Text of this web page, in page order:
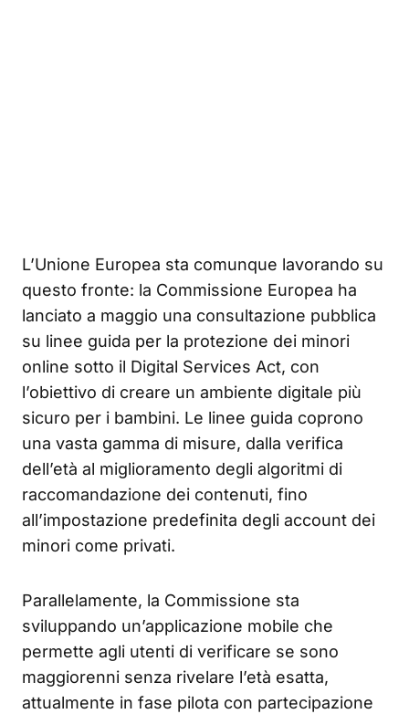
L’Unione Europea sta comunque lavorando su
questo fronte: la Commissione Europea ha
lanciato a maggio una consultazione pubblica
su linee guida per la protezione dei minori
online sotto il Digital Services Act, con
l’obiettivo di creare un ambiente digitale più
sicuro per i bambini. Le linee guida coprono
una vasta gamma di misure, dalla verifica
dell’età al miglioramento degli algoritmi di
raccomandazione dei contenuti, fino
all’impostazione predefinita degli account dei
minori come privati.
Parallelamente, la Commissione sta
sviluppando un’applicazione mobile che
permette agli utenti di verificare se sono
maggiorenni senza rivelare l’età esatta,
attualmente in fase pilota con partecipazione